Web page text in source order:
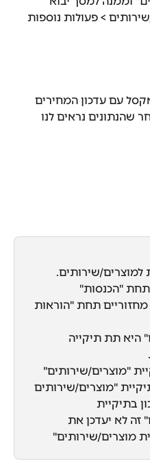
> פעולות נוספות
עם עדכון המחירים
שהנתונים נראים לנו
מחזוריים תחת "הוראות
היא תת תיקייה
"מוצרים/שירותים"
"מוצרים/שירותים
בתיקיית
זה לא יעדכן את
מוצרים/שירותים"